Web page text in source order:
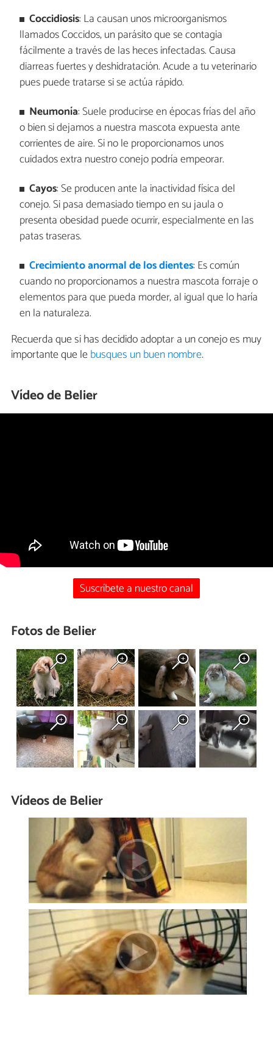
Coccidiosis: La causan unos microorganismos
llamados Coccidos, un parásito que se contagia
fácilmente a través de las heces infectadas. Causa
diarreas fuertes y deshidratación. Acude a tu veterinario
pues puede tratarse si se actúa rápido.
Neumonía: Suele producirse en épocas frías del año
o bien si dejamos a nuestra mascota expuesta ante
corrientes de aire. Si no le proporcionamos unos
cuidados extra nuestro conejo podría empeorar.
Cayos: Se producen ante la inactividad física del
conejo. Si pasa demasiado tiempo en su jaula o
presenta obesidad puede ocurrir, especialmente en las
patas traseras.
Crecimiento anormal de los dientes: Es común
cuando no proporcionamos a nuestra mascota forraje o
elementos para que pueda morder, al igual que lo haría
en la naturaleza.
Recuerda que si has decidido adoptar a un conejo es muy
importante que lebusques un buen nombre.
Vídeo de Belier
Suscríbete a nuestro canal
Fotos de Belier
Vídeos de Belier